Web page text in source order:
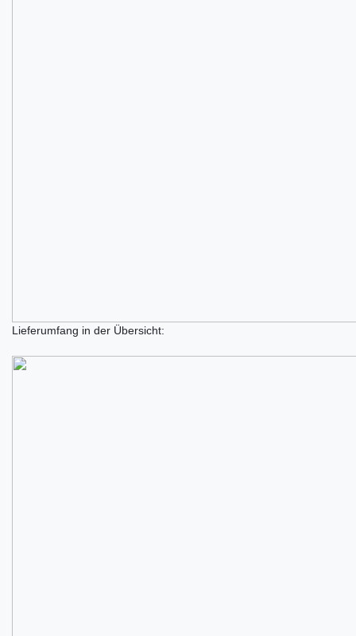
Lieferumfang in der Übersicht: